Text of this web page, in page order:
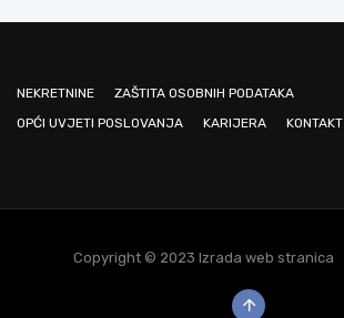
NEKRETNINE
ZAŠTITA OSOBNIH PODATAKA
OPĆI UVJETI POSLOVANJA
KARIJERA KONTAKT
Copyright © 2023 Izrada web stranica